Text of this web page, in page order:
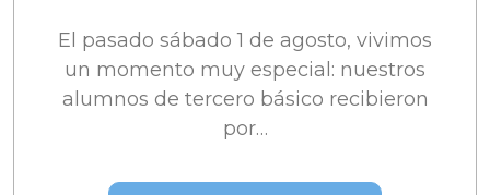
El pasado sábado 1 de agosto, vivimos
un momento muy especial: nuestros
alumnos de tercero básico recibieron
por…